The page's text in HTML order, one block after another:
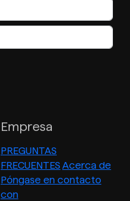
Empresa
PREGUNTAS
FRECUENTES Acerca de
Póngase en contacto
con